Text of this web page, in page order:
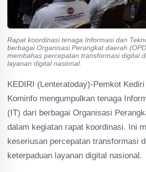
Rapat koordinasi tenaga Informasi dan
berbagai Organisasi Perangkat daerah
membahas percepatan transformasi digital
layanan digital nasional.
KEDIRI (Lenteratoday)-Pemkot
Kominfo mengumpulkan tenaga
(IT) dari berbagai Organisasi
dalam kegiatan rapat koordinasi. Ini
keseriusan percepatan transformasi
keterpaduan layanan digital nasional.